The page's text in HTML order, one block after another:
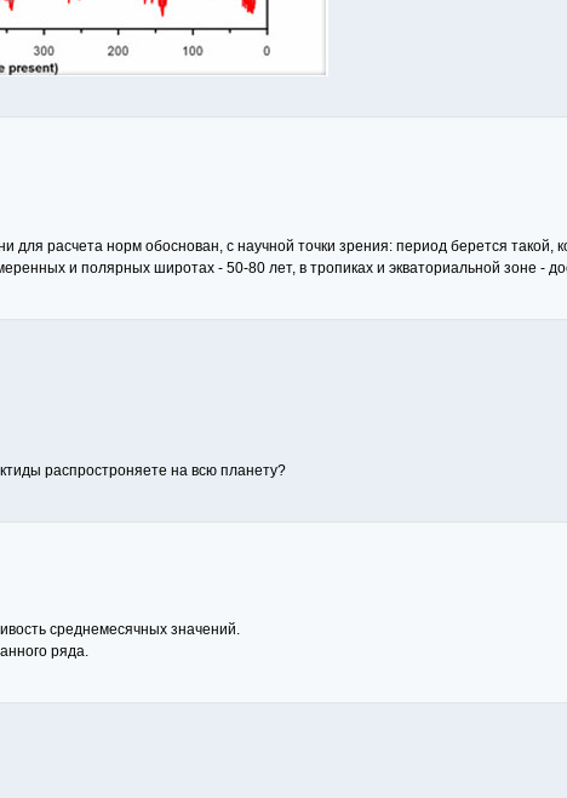
для расчета норм обоснован, с научной точки зрения: период берется такой,
и полярных широтах - 50-80 лет, в тропиках и экваториальной зоне -
распростроняете на всю планету?
среднемесячных значений.
ряда.